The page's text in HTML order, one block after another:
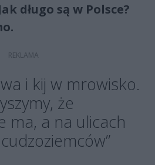
długo są w Polsce?
i kij w mrowisko.
że
ma, a na ulicach